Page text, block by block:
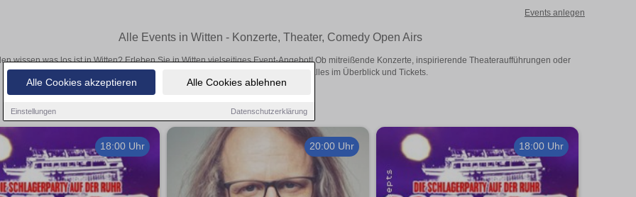
Alle Cookies akzeptieren Alle Cookies ablehnen
Einstellungen Datenschutzerklärung
Events anlegen
Alle Events in Witten - Konzerte, Theater, Comedy Open Airs
wissen was los ist in Witten? Erleben Sie in Witten vielseitiges Event-Angebot! Ob mitreißende Konzerte, inspirierende Theateraufführungen oder
aufregende Veranstaltungen in Witten – hier finden alles im Überblick und Tickets.
18:00 Uhr 20:00 Uhr 18:00 Uhr